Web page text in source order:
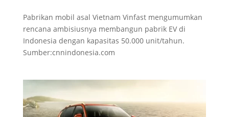
Pabrikan mobil asal Vietnam Vinfast mengumumkan
rencana ambisiusnya membangun pabrik EV di
Indonesia dengan kapasitas 50.000 unit/tahun.
Sumber:cnnindonesia.com